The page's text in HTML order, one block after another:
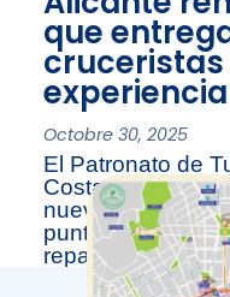
que
Octobre 30, 2025
El Patronato de
Costa Blanca
nuevos mapas
puntos de
reparten en la